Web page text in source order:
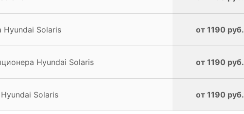
Solaris от 1190 руб.
Hyundai Solaris от 1190 руб.
Solaris от 1190 руб.